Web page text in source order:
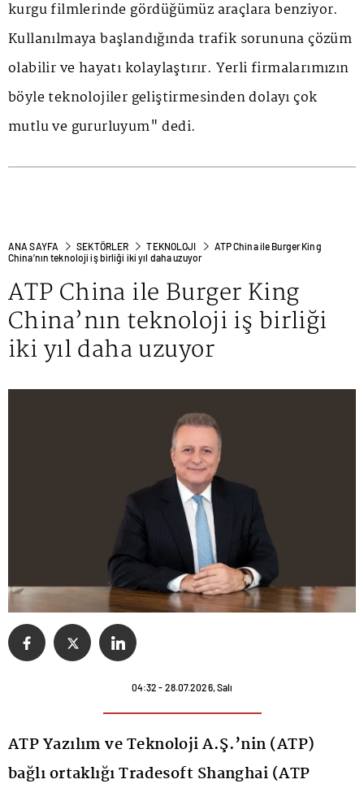
kurgu filmlerinde gördüğümüz araçlara benziyor.
Kullanılmaya başlandığında trafik sorununa çözüm
olabilir ve hayatı kolaylaştırır. Yerli firmalarımızın
böyle teknolojiler geliştirmesinden dolayı çok
mutlu ve gururluyum" dedi.
ANA SAYFA SEKTÖRLER TEKNOLOJI
ATP China ile Burger King
China’nın teknoloji iş birliği iki yıl daha uzuyor
ATP China ile Burger King
China’nın teknoloji iş birliği
iki yıl daha uzuyor
04:32 - 28.07.2026, Salı
ATP Yazılım ve Teknoloji A.Ş.’nin (ATP)
bağlı ortaklığı Tradesoft Shanghai (ATP